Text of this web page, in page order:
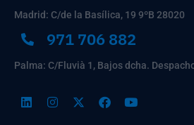
Madrid: C/de la Basílica, 19 9ºB 28020
971 706 882
Palma: C/Fluvià 1, Bajos dcha.